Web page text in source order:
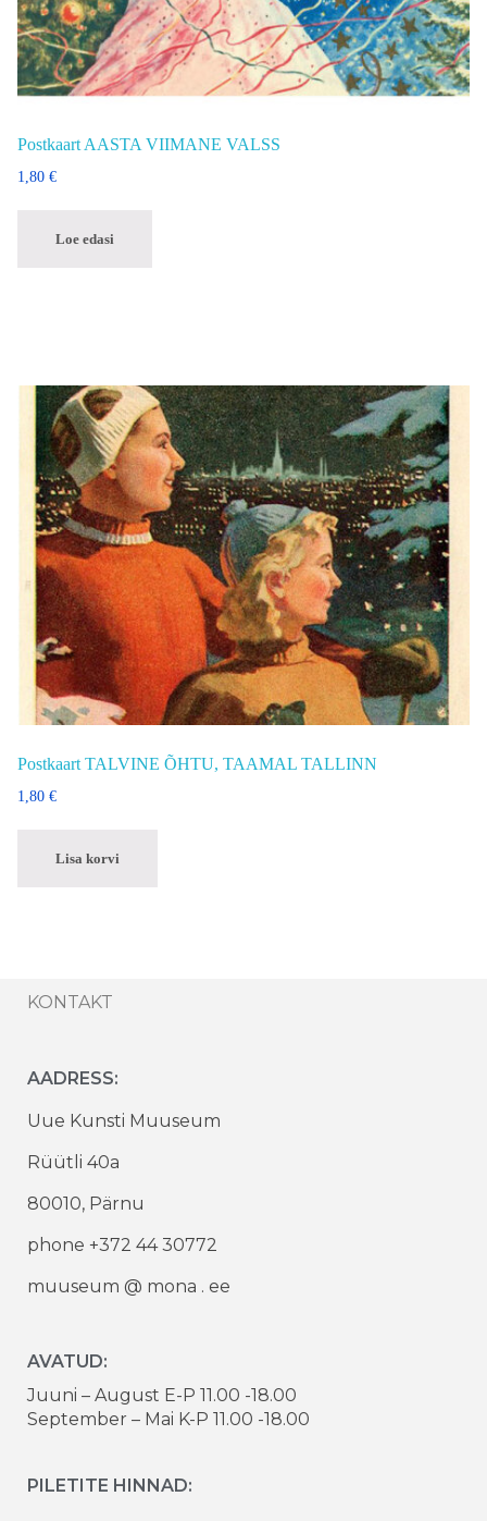
Postkaart AASTA VIIMANE VALSS
1,80 €
Loe edasi
Postkaart TALVINE ÕHTU, TAAMAL TALLINN
1,80 €
Lisa korvi
KONTAKT
AADRESS:
Uue Kunsti Muuseum
Rüütli 40a
80010, Pärnu
phone +372 44 30772
muuseum @ mona . ee
AVATUD:
Juuni – August E-P 11.00 -18.00
September – Mai K-P 11.00 -18.00
PILETITE HINNAD: